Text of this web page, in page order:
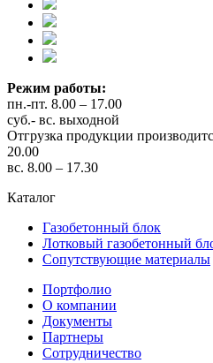
Режим работы:
пн.-пт. 8.00 – 17.00
суб.- вс. выходной
Отгрузка продукции
20.00
вс. 8.00 – 17.30
Каталог
Газобетонный блок
Лотковый газобетонный
Сопутствующие материалы
Портфолио
О компании
Документы
Партнеры
Сотрудничество